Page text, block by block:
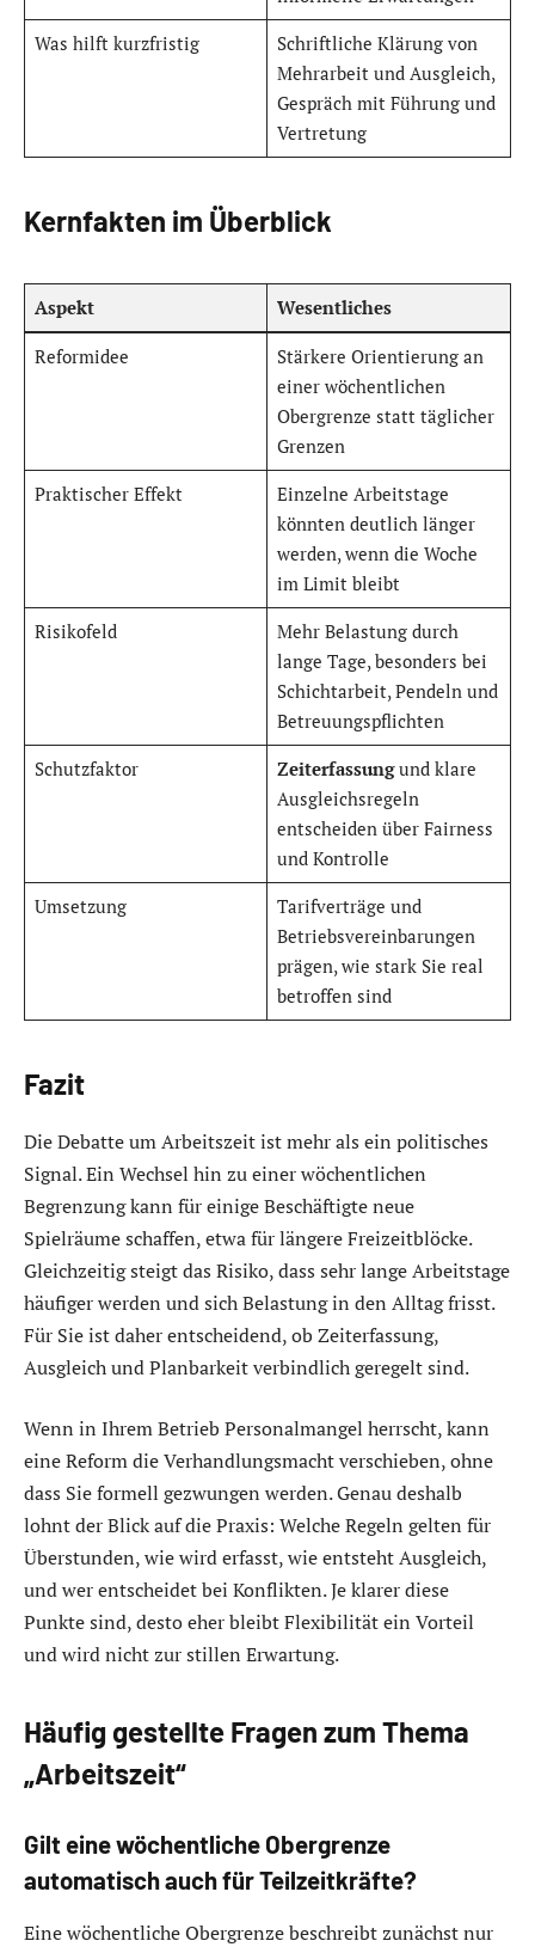
Was hilft kurzfristig
Schriftliche Klärung von
Mehrarbeit und Ausgleich,
Gespräch mit Führung und
Vertretung
Kernfakten im Überblick
Aspekt Wesentliches
Reformidee
Stärkere Orientierung an
einer wöchentlichen
Obergrenze statt täglicher
Grenzen
Praktischer Effekt
Einzelne Arbeitstage
könnten deutlich länger
werden, wenn die Woche
im Limit bleibt
Risikofeld
Mehr Belastung durch
lange Tage, besonders bei
Schichtarbeit, Pendeln und
Betreuungspflichten
Schutzfaktor
Zeiterfassungund klare
Ausgleichsregeln
entscheiden über Fairness
und Kontrolle
Umsetzung
Tarifverträge und
Betriebsvereinbarungen
prägen, wie stark Sie real
betroffen sind
Fazit
Die Debatte um Arbeitszeit ist mehr als ein politisches
Signal. Ein Wechsel hin zu einer wöchentlichen
Begrenzung kann für einige Beschäftigte neue
Spielräume schaffen, etwa für längere Freizeitblöcke.
Gleichzeitig steigt das Risiko, dass sehr lange Arbeitstage
häufiger werden und sich Belastung in den Alltag frisst.
Für Sie ist daher entscheidend, ob Zeiterfassung,
Ausgleich und Planbarkeit verbindlich geregelt sind.
Wenn in Ihrem Betrieb Personalmangel herrscht, kann
eine Reform die Verhandlungsmacht verschieben, ohne
dass Sie formell gezwungen werden. Genau deshalb
lohnt der Blick auf die Praxis: Welche Regeln gelten für
Überstunden, wie wird erfasst, wie entsteht Ausgleich,
und wer entscheidet bei Konflikten. Je klarer diese
Punkte sind, desto eher bleibt Flexibilität ein Vorteil
und wird nicht zur stillen Erwartung.
Häufig gestellte Fragen zum Thema
„Arbeitszeit“
Gilt eine wöchentliche Obergrenze
automatisch auch für Teilzeitkräfte?
Eine wöchentliche Obergrenze beschreibt zunächst nur